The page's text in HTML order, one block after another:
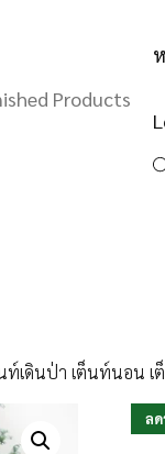
Products
ท์เดินป่า เต็นท์นอน
ลด